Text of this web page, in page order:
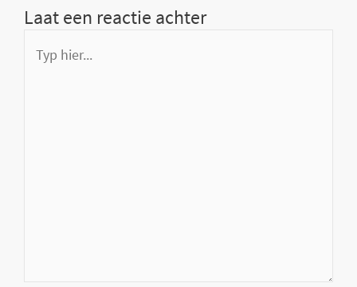
Laat een reactie achter